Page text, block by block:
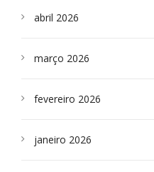
abril 2026
março 2026
fevereiro 2026
janeiro 2026